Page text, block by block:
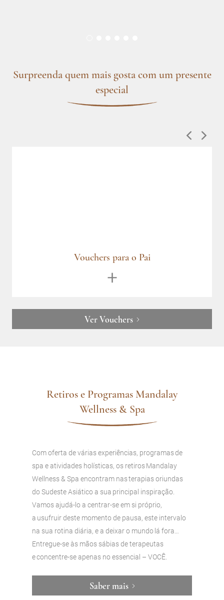
Surpreenda quem mais gosta com um presente
especial
Vouchers São Valentim
Ver Vouchers
Retiros e Programas Mandalay
Wellness & Spa
Com oferta de várias experiências, programas de
spa e atividades holísticas, os retiros Mandalay
Wellness & Spa encontram nas terapias oriundas
do Sudeste Asiático a sua principal inspiração.
Vamos ajudá-lo a centrar-se em si próprio,
a usufruir deste momento de pausa, este intervalo
na sua rotina diária, e a deixar o mundo lá fora…​
Entregue-se às mãos sábias de terapeutas
e concentre-se apenas no essencial – VOCÊ.
Saber mais